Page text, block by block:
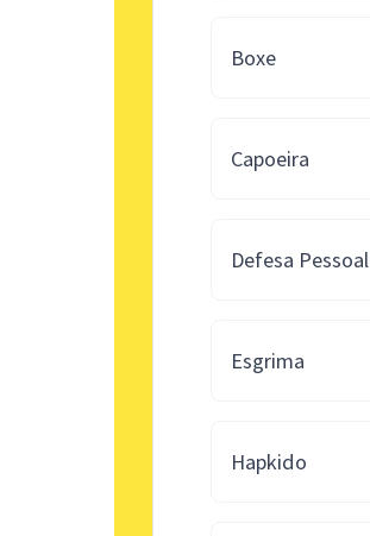
Boxe
Capoeira
Defesa Pessoal
Esgrima
Hapkido